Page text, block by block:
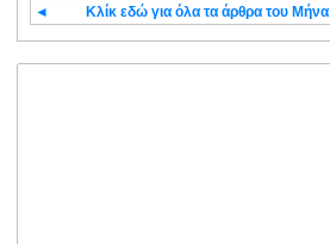
◄ Κλίκ εδώ για όλα τα άρθρα του Μήνα